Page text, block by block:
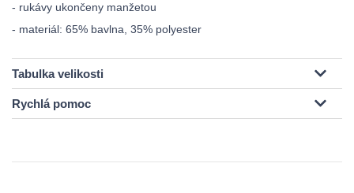
- rukávy ukončeny manžetou
- materiál: 65% bavlna, 35% polyester
Tabulka velikosti
Rychlá pomoc